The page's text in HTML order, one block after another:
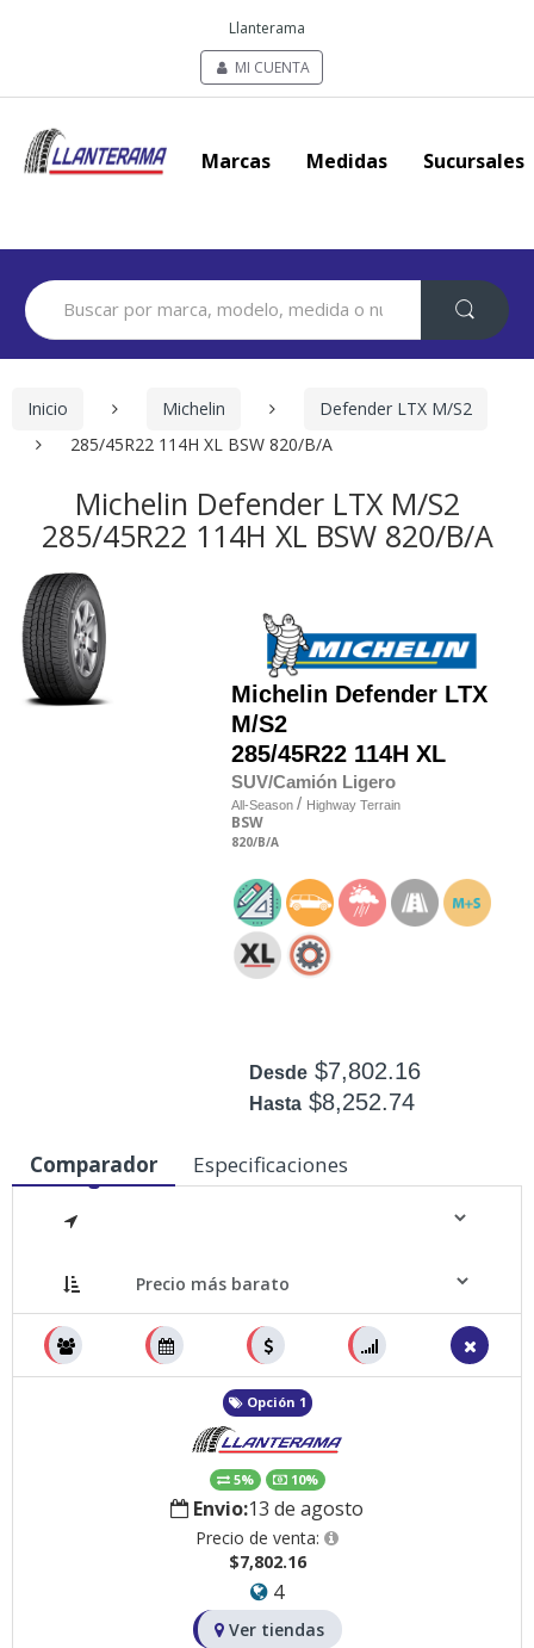
Llanterama
MI CUENTA
Marcas Medidas Sucursales
Search
for:
Inicio Michelin
Defender LTX M/S2
285/45R22 114H XL BSW 820/B/A
Michelin Defender LTX M/S2
285/45R22 114H XL BSW 820/B/A
Michelin Defender LTX
M/S2
285/45R22 114H XL
SUV/Camión Ligero
All-Season / Highway Terrain
BSW
820/B/A
Desde $7,802.16
Hasta $8,252.74
Comparador Especificaciones
Opción 1
5% 10%
Envio:13 de agosto
Precio de venta:
$7,802.16
4
Ver tiendas